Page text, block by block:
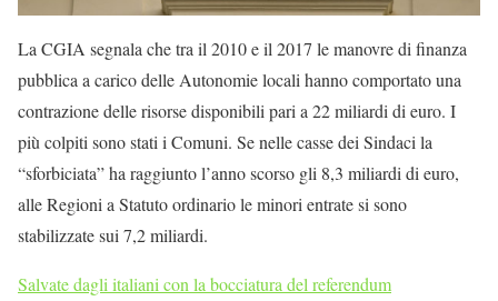
La CGIA segnala che tra il 2010 e il 2017 le manovre di finanza
pubblica a carico delle Autonomie locali hanno comportato una
contrazione delle risorse disponibili pari a 22 miliardi di euro. I
più colpiti sono stati i Comuni. Se nelle casse dei Sindaci la
“sforbiciata” ha raggiunto l’anno scorso gli 8,3 miliardi di euro,
alle Regioni a Statuto ordinario le minori entrate si sono
stabilizzate sui 7,2 miliardi.
Salvate dagli italiani con la bocciatura del referendum